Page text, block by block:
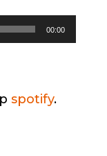
00:00
spotify.